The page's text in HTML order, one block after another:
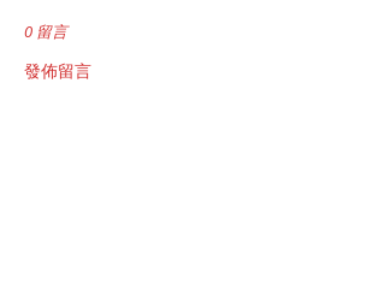
0 留言
發佈留言